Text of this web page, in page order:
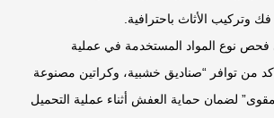
الأثاث باحترافية.
نوع المواد المستخدمة في عملية
من توافر “صناديق خشبية، وكراتين مصنوعة
لضمان حماية العفش أثناء عملية التحميل